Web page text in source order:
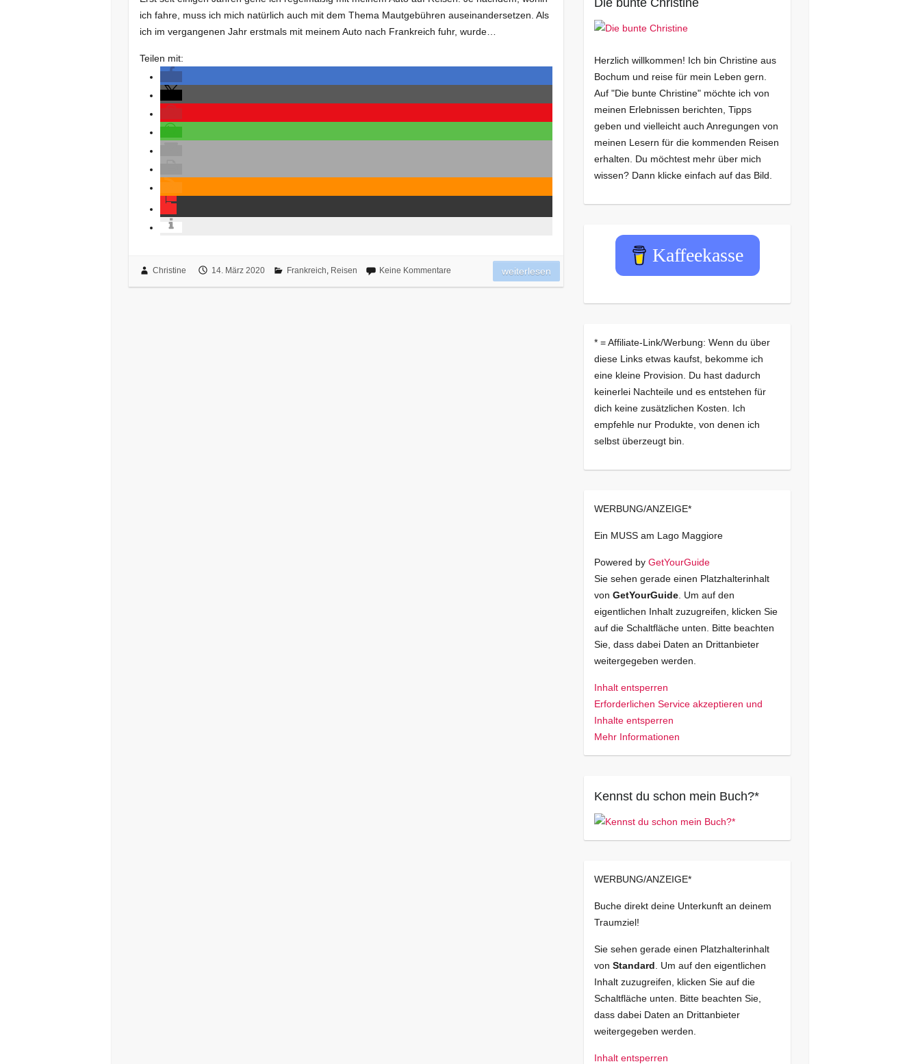
ich fahre, muss ich mich natürlich auch mit dem Thema Mautgebühren auseinandersetzen. Als
ich im vergangenen Jahr erstmals mit meinem Auto nach Frankreich fuhr, wurde…
Teilen mit:
Christine 14. März 2020 Frankreich, Reisen Keine Kommentare weiterlesen
Die bunte Christine
Herzlich willkommen! Ich bin Christine aus
Bochum und reise für mein Leben gern.
Auf "Die bunte Christine" möchte ich von
meinen Erlebnissen berichten, Tipps
geben und vielleicht auch Anregungen von
meinen Lesern für die kommenden Reisen
erhalten. Du möchtest mehr über mich
wissen? Dann klicke einfach auf das Bild.
Kaffeekasse
* = Affiliate-Link/Werbung: Wenn du über
diese Links etwas kaufst, bekomme ich
eine kleine Provision. Du hast dadurch
keinerlei Nachteile und es entstehen für
dich keine zusätzlichen Kosten. Ich
empfehle nur Produkte, von denen ich
selbst überzeugt bin.
WERBUNG/ANZEIGE*
Ein MUSS am Lago Maggiore
Powered by GetYourGuide
Sie sehen gerade einen Platzhalterinhalt
von GetYourGuide. Um auf den
eigentlichen Inhalt zuzugreifen, klicken Sie
auf die Schaltfläche unten. Bitte beachten
Sie, dass dabei Daten an Drittanbieter
weitergegeben werden.
Inhalt entsperren
Erforderlichen Service akzeptieren und
Inhalte entsperren
Mehr Informationen
Kennst du schon mein Buch?*
WERBUNG/ANZEIGE*
Buche direkt deine Unterkunft an deinem
Traumziel!
Sie sehen gerade einen Platzhalterinhalt
von Standard . Um auf den eigentlichen
Inhalt zuzugreifen, klicken Sie auf die
Schaltfläche unten. Bitte beachten Sie,
dass dabei Daten an Drittanbieter
weitergegeben werden.
Inhalt entsperren